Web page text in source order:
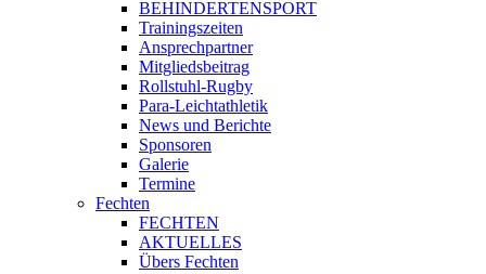
BEHINDERTENSPORT
Trainingszeiten
Ansprechpartner
Mitgliedsbeitrag
Rollstuhl-Rugby
Para-Leichtathletik
News und Berichte
Sponsoren
Galerie
Termine
Fechten
FECHTEN
AKTUELLES
Übers Fechten